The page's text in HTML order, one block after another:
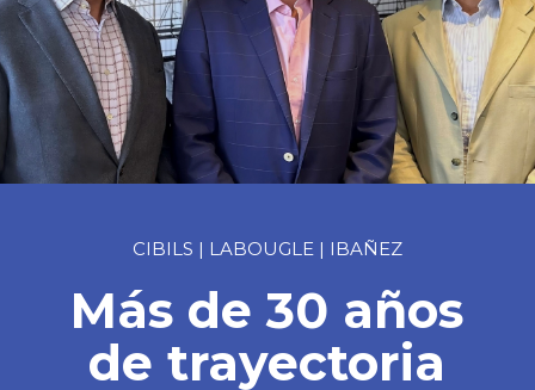
CIBILS | LABOUGLE | IBAÑEZ
Más de 30 años
de trayectoria